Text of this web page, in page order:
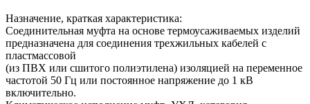
Назначение, краткая характеристика:
Соединительная муфта на основе термоусаживаемых изделий
предназначена для соединения трехжильных кабелей с
пластмассовой
(из ПВХ или сшитого полиэтилена) изоляцией на переменное
частотой 50 Гц или постоянное напряжение до 1 кВ
включительно.